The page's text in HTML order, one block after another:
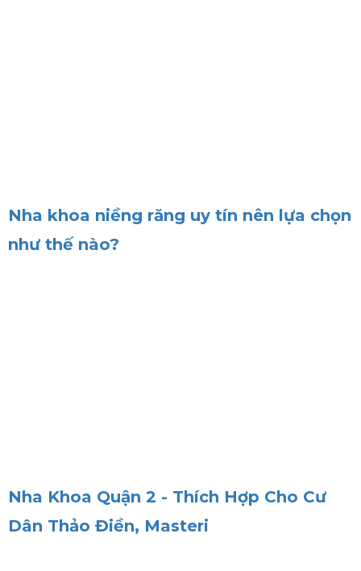
Nha khoa niềng răng uy tín nên lựa chọn
như thế nào?
Nha Khoa Quận 2 - Thích Hợp Cho Cư
Dân Thảo Điền, Masteri